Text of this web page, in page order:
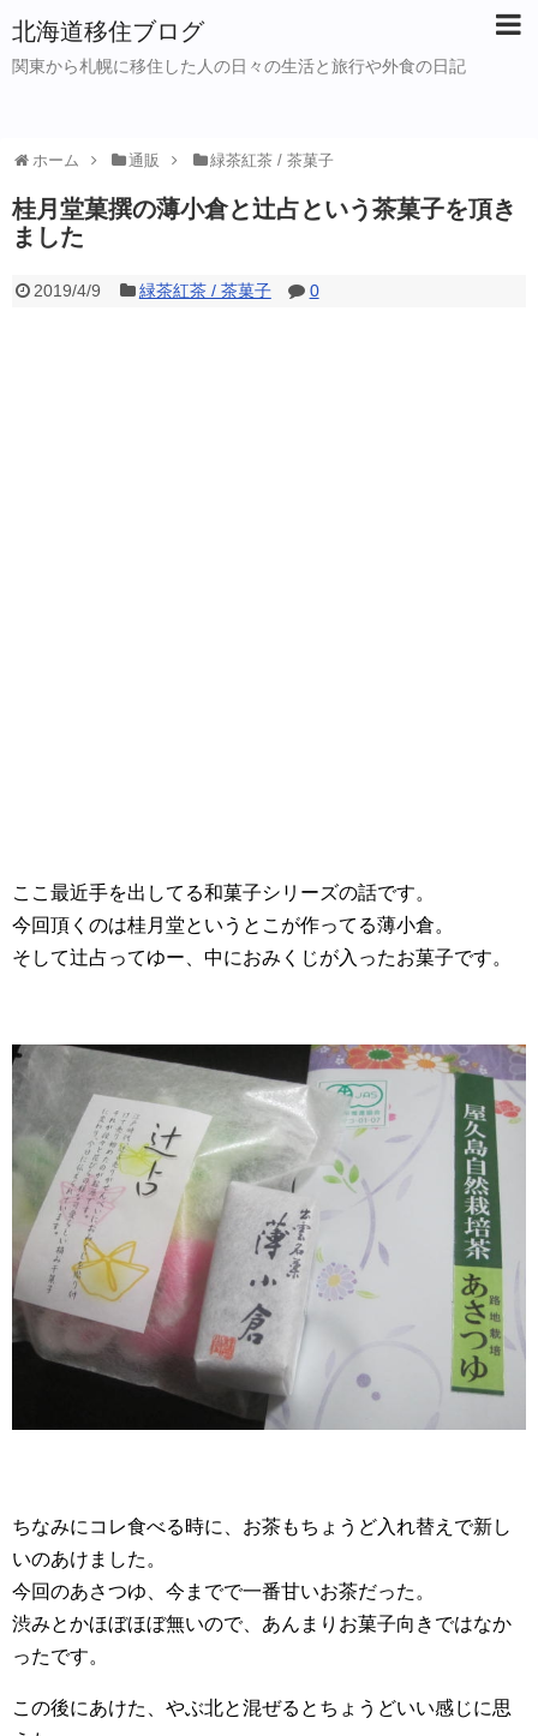
北海道移住ブログ
関東から札幌に移住した人の日々の生活と旅行や外食の日記
ホーム 通販 緑茶紅茶 / 茶菓子
桂月堂菓撰の薄小倉と辻占という茶菓子を頂き
ました
2019/4/9 緑茶紅茶 / 茶菓子 0
ここ最近手を出してる和菓子シリーズの話です。
今回頂くのは桂月堂というとこが作ってる薄小倉。
そして辻占ってゆー、中におみくじが入ったお菓子です。
ちなみにコレ食べる時に、お茶もちょうど入れ替えで新し
いのあけました。
今回のあさつゆ、今までで一番甘いお茶だった。
渋みとかほぼほぼ無いので、あんまりお菓子向きではなか
ったです。
この後にあけた、やぶ北と混ぜるとちょうどいい感じに思